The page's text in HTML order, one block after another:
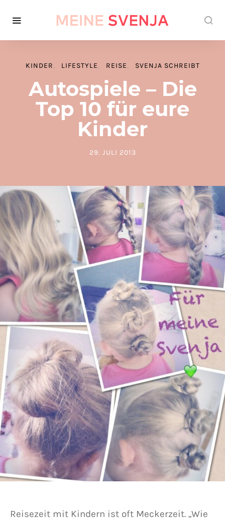
KINDER LIFESTYLE REISE SVENJA SCHREIBT
Autospiele – Die
Top 10 für eure
Kinder
POSTED ON
29. JULI 2013
Reisezeit mit Kindern ist oft Meckerzeit. „Wie